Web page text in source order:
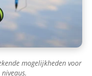
mogelijkheden voor